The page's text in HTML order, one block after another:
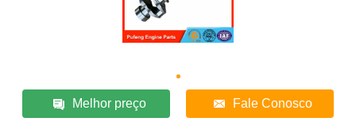
Melhor preço Fale Conosco